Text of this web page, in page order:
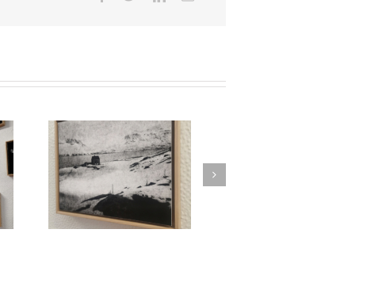
/
Le Murmure des Égarés /
Réseau Lux # 1 / Itinéraires
des Photographes Voyageurs
/ Paris Novembre-décembre